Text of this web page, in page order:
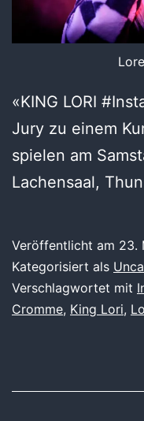
«KING LORI
Jury zu einem
spielen am
Lachensaal,
Veröffentlicht am 23.
Kategorisiert als
Verschlagwortet mit
Cromme, King Lori,